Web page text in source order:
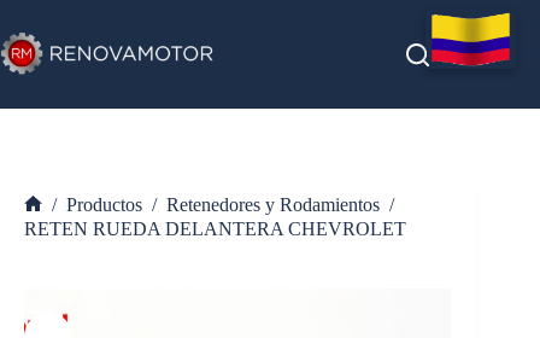
al
contenido
Inicio
/ Productos / Retenedores y Rodamientos /
RETEN RUEDA DELANTERA CHEVROLET